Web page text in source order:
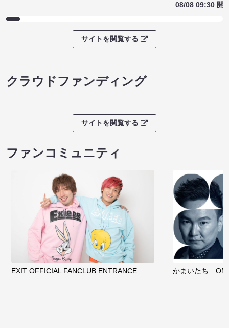
08/08 09:30 開
サイトを閲覧する
クラウドファンディング
サイトを閲覧する
ファンコミュニティ
EXIT OFFICIAL FANCLUB ENTRANCE かまいたち